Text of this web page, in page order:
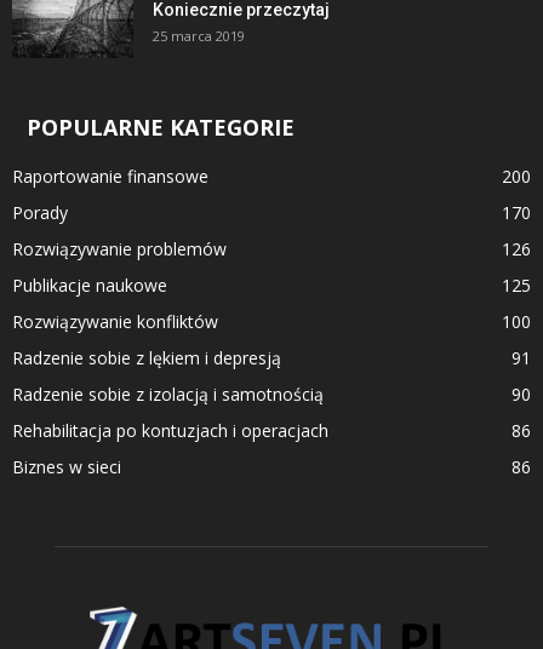
Koniecznie przeczytaj
25 marca 2019
POPULARNE KATEGORIE
Raportowanie finansowe
200
Porady
170
Rozwiązywanie problemów
126
Publikacje naukowe
125
Rozwiązywanie konfliktów
100
Radzenie sobie z lękiem i depresją
91
Radzenie sobie z izolacją i samotnością
90
Rehabilitacja po kontuzjach i operacjach
86
Biznes w sieci
86